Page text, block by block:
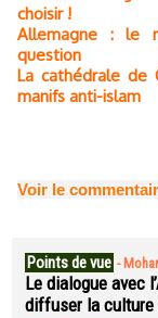
choisir !
Allemagne : le
question
La cathédrale de
manifs anti-islam
Voir le
Points de vue -
Le dialogue avec
diffuser la culture